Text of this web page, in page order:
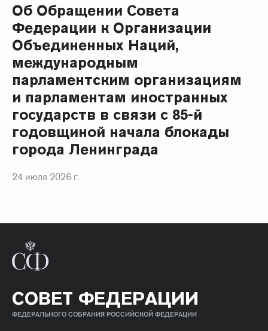
Об Обращении Совета
Федерации к Организации
Объединенных Наций,
международным
парламентским организациям
и парламентам иностранных
государств в связи с 85-й
годовщиной начала блокады
города Ленинграда
24 июля 2026 г.
СОВЕТ ФЕДЕРАЦИИ
ФЕДЕРАЛЬНОГО СОБРАНИЯ РОССИЙСКОЙ ФЕДЕРАЦИИ